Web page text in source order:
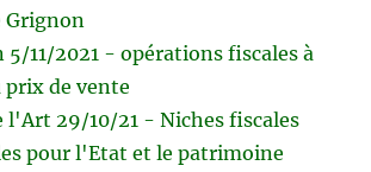
5/11/2021 - opérations fiscales à
prix de vente
l'Art 29/10/21 - Niches fiscales
pour l'Etat et le patrimoine